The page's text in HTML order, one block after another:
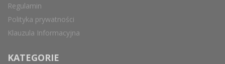
Regulamin
Polityka prywatności
Klauzula Informacyjna
KATEGORIE